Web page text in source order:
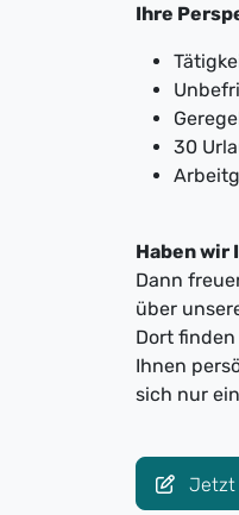
Ihre
30
Haben wir
Dann
über
Dort
Ihnen
sich nur
Jetzt